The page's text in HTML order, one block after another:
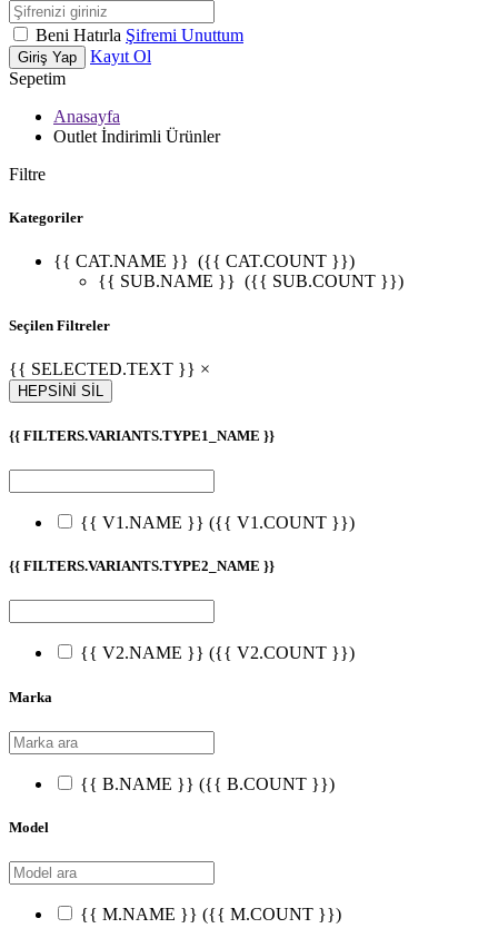
Beni Hatırla Şifremi Unuttum
Giriş Yap
Kayıt Ol
Sepetim
Anasayfa
Outlet İndirimli Ürünler
Filtre
Kategoriler
{{ CAT.NAME }} ({{ CAT.COUNT }})
{{ SUB.NAME }} ({{ SUB.COUNT }})
Seçilen Filtreler
{{ SELECTED.TEXT }} ×
HEPSİNİ SİL
{{ FILTERS.VARIANTS.TYPE1_NAME }}
{{ V1.NAME }} ({{ V1.COUNT }})
{{ FILTERS.VARIANTS.TYPE2_NAME }}
{{ V2.NAME }} ({{ V2.COUNT }})
Marka
{{ B.NAME }} ({{ B.COUNT }})
Model
{{ M.NAME }} ({{ M.COUNT }})